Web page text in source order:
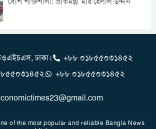
ঢাকা।
+৮৮ ০১৮৫৫০৩১৪৫২
+৮৮ ০১৮৫৫০৩১৪৫২
of the most popular and reliable Bangla News